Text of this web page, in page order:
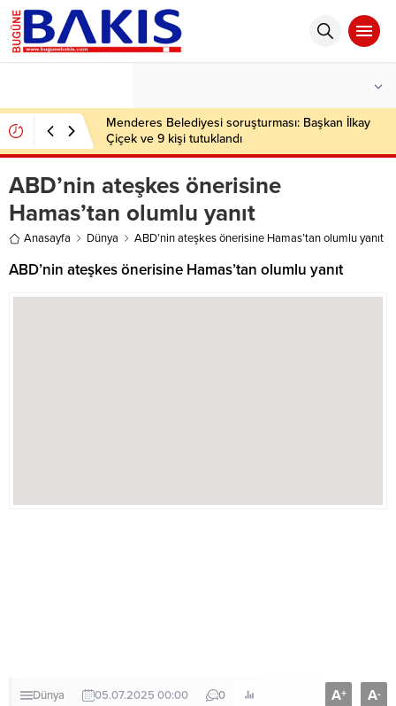
Menderes Belediyesi soruşturması: Başkan İlkay
Çiçek ve 9 kişi tutuklandı
ABD’nin ateşkes önerisine
Hamas’tan olumlu yanıt
Anasayfa Dünya ABD’nin ateşkes önerisine Hamas’tan olumlu yanıt
ABD’nin ateşkes önerisine Hamas’tan olumlu yanıt
Dünya 05.07.2025 00:00 0 A+ A-